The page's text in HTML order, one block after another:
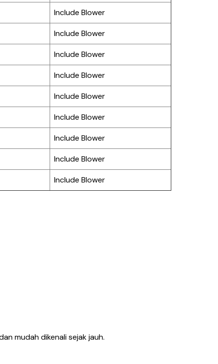
Include Blower
Include Blower
Include Blower
Include Blower
Include Blower
Include Blower
Include Blower
Include Blower
Include Blower
mudah dikenali sejak jauh.